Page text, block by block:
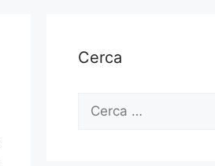
Cerca
Ricerca